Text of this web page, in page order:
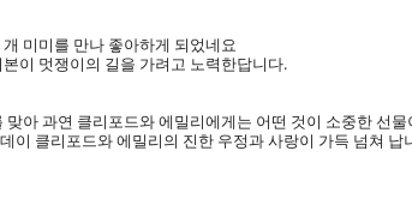
미미를 만나 좋아하게 되었네요
이 멋쟁이의 길을 가려고 노력한답니다.
맞아 과연 클리포드와 에밀리에게는 어떤 것이 소중한 선물
이 클리포드와 에밀리의 진한 우정과 사랑이 가득 넘쳐 납